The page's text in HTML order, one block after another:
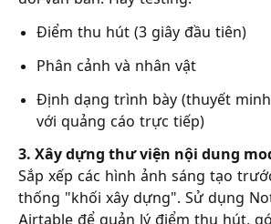
Điểm thu hút (3 giây đầu tiên)
Phân cảnh và nhân vật
Định dạng trình bày (thuyết minh
với quảng cáo trực tiếp)
3. Xây dựng thư viện nội dung
Sắp xếp các hình ảnh sáng tạo
thống "khối xây dựng". Sử dụng
Airtable để quản lý điểm thu hút,